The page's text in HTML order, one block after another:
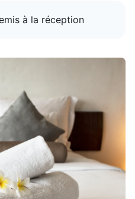
à la réception